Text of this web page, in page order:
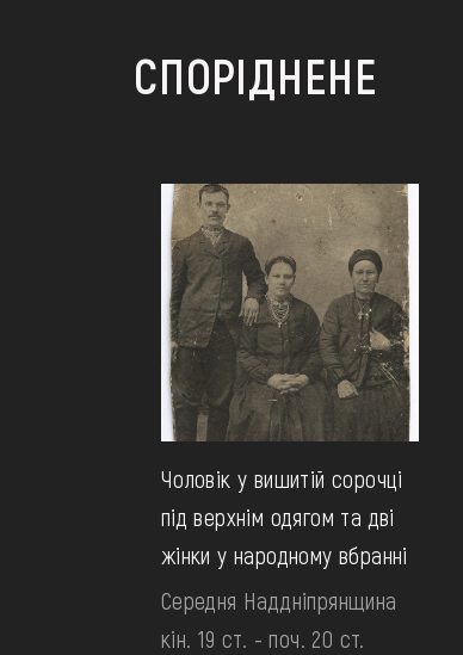
СПОРІДНЕНЕ
Чоловік у вишитій сорочці
під верхнім одягом та дві
жінки у народному вбранні
Середня Наддніпрянщина
кін. 19 ст. - поч. 20 ст.